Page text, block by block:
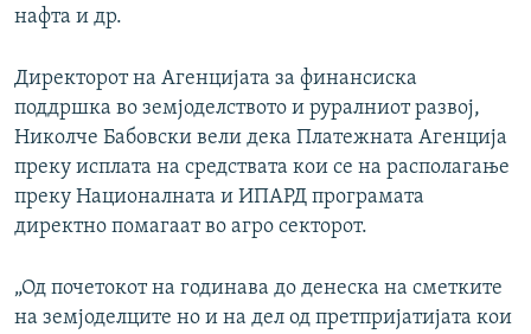
нафта и др.
Директорот на Агенцијата за финансиска
поддршка во земјоделството и руралниот развој,
Николче Бабовски вели дека Платежната Агенција
преку исплата на средствата кои се на располагање
преку Националната и ИПАРД програмата
директно помагаат во агро секторот.
„Од почетокот на годинава до денеска на сметките
на земјоделците но и на дел од претпријатијата кои